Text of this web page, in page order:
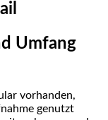
vorhanden,
genutzt